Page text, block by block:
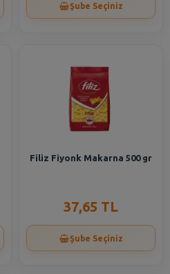
Şube Seçiniz
Filiz Fiyonk Makarna 500 gr
37,65 TL
Şube Seçiniz